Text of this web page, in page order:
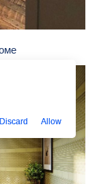
Discard Allow